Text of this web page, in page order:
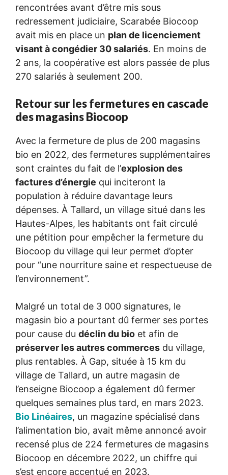
rencontrées avant d’être mis sous
redressement judiciaire, Scarabée Biocoop
avait mis en place un plan de licenciement
visant à congédier 30 salariés. En moins de
2 ans, la coopérative est alors passée de plus
270 salariés à seulement 200.
Retour sur les fermetures en cascade
des magasins Biocoop
Avec la fermeture de plus de 200 magasins
bio en 2022, des fermetures supplémentaires
sont craintes du fait de l’explosion des
factures d’énergie qui inciteront la
population à réduire davantage leurs
dépenses. À Tallard, un village situé dans les
Hautes-Alpes, les habitants ont fait circulé
une pétition pour empêcher la fermeture du
Biocoop du village qui leur permet d’opter
pour “une nourriture saine et respectueuse de
l’environnement”.
Malgré un total de 3 000 signatures, le
magasin bio a pourtant dû fermer ses portes
pour cause du déclin du bio et afin de
préserver les autres commerces du village,
plus rentables. À Gap, située à 15 km du
village de Tallard, un autre magasin de
l’enseigne Biocoop a également dû fermer
quelques semaines plus tard, en mars 2023.
Bio Linéaires, un magazine spécialisé dans
l’alimentation bio, avait même annoncé avoir
recensé plus de 224 fermetures de magasins
Biocoop en décembre 2022, un chiffre qui
s’est encore accentué en 2023.